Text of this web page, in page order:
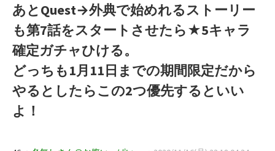
あとQuest→外典で始めれるストーリー
も第7話をスタートさせたら★5キャラ
確定ガチャひける。
どっちも1月11日までの期間限定だから
やるとしたらこの2つ優先するといい
よ！